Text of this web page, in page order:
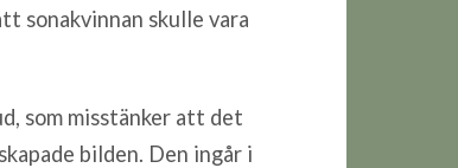
sonakvinnan skulle vara
som misstänker att det
bilden. Den ingår i